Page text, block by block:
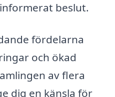
beslut.
fördelarna
och ökad
av flera
dig en känsla för